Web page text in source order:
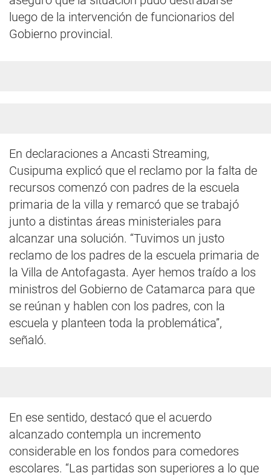
luego de la intervención de funcionarios del
Gobierno provincial.
En declaraciones a Ancasti Streaming,
Cusipuma explicó que el reclamo por la falta de
recursos comenzó con padres de la escuela
primaria de la villa y remarcó que se trabajó
junto a distintas áreas ministeriales para
alcanzar una solución. “Tuvimos un justo
reclamo de los padres de la escuela primaria de
la Villa de Antofagasta. Ayer hemos traído a los
ministros del Gobierno de Catamarca para que
se reúnan y hablen con los padres, con la
escuela y planteen toda la problemática”,
señaló.
En ese sentido, destacó que el acuerdo
alcanzado contempla un incremento
considerable en los fondos para comedores
escolares. “Las partidas son superiores a lo que